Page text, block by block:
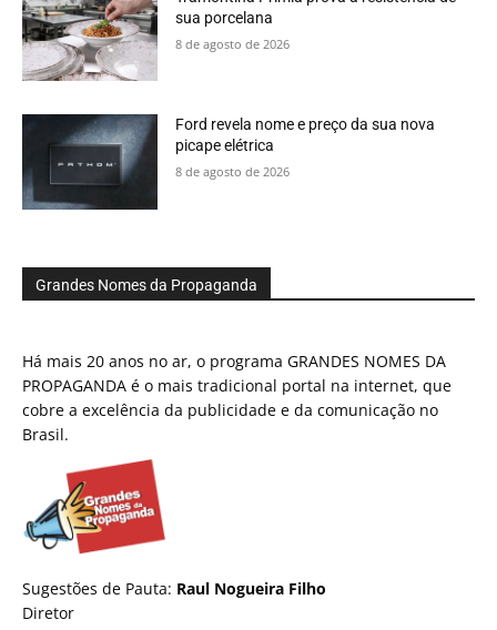
sua porcelana
8 de agosto de 2026
Ford revela nome e preço da sua nova
picape elétrica
8 de agosto de 2026
Grandes Nomes da Propaganda
Há mais 20 anos no ar, o programa GRANDES NOMES DA
PROPAGANDA é o mais tradicional portal na internet, que
cobre a excelência da publicidade e da comunicação no
Brasil.
Sugestões de Pauta: Raul Nogueira Filho
Diretor